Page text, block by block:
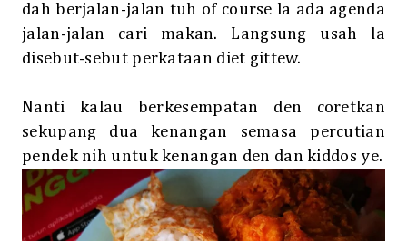
dah berjalan-jalan tuh of course la ada agenda
jalan-jalan cari makan. Langsung usah la
disebut-sebut perkataan diet gittew.
Nanti kalau berkesempatan den coretkan
sekupang dua kenangan semasa percutian
pendek nih untuk kenangan den dan kiddos ye.